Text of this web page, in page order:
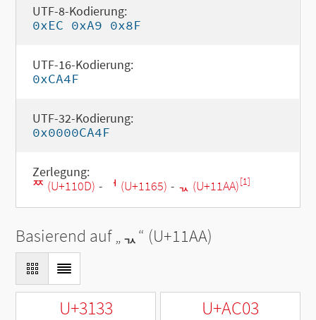
UTF-8-Kodierung:
0xEC 0xA9 0x8F
UTF-16-Kodierung:
0xCA4F
UTF-32-Kodierung:
0x0000CA4F
Zerlegung:
ᄍ (U+110D) - ᅥ (U+1165) - ᆪ (U+11AA)[1]
Basierend auf „ᆪ“ (U+11AA)
U+3133 U+AC03